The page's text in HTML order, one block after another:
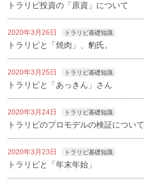
トラリピ投資の「原資」について
2020年3月26日 トラリピ基礎知識
トラリピと「焼肉」、豹氏。
2020年3月25日 トラリピ基礎知識
トラリピと「あっきん」さん
2020年3月24日 トラリピ基礎知識
トラリピのプロモデルの検証について
2020年3月23日 トラリピ基礎知識
トラリピと「年末年始」